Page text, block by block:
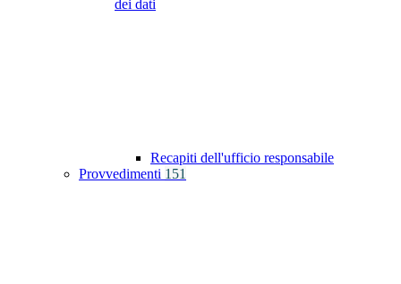
dei dati
Recapiti dell'ufficio responsabile
Provvedimenti 151